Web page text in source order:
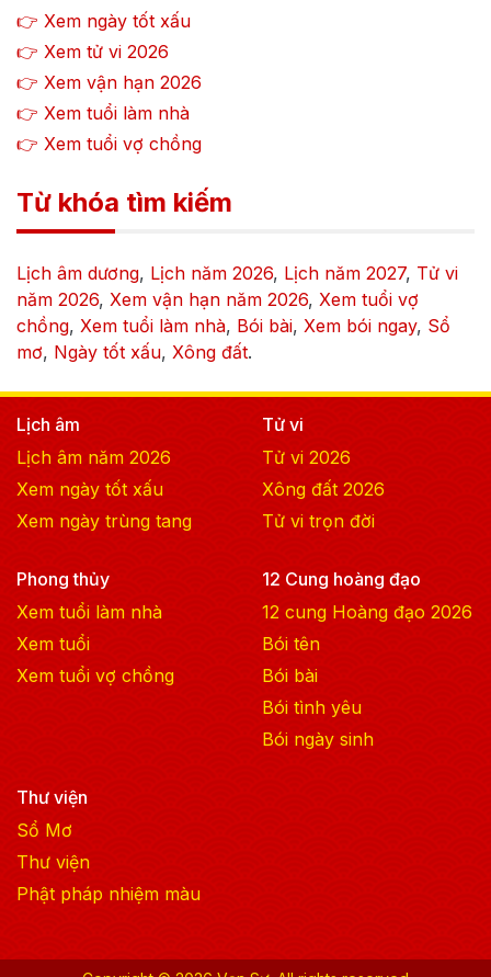
👉 Xem ngày tốt xấu
👉 Xem tử vi 2026
👉 Xem vận hạn 2026
👉 Xem tuổi làm nhà
👉 Xem tuổi vợ chồng
Từ khóa tìm kiếm
Lịch âm dương, Lịch năm 2026, Lịch năm 2027, Tử vi
năm 2026, Xem vận hạn năm 2026, Xem tuổi vợ
chồng, Xem tuổi làm nhà, Bói bài, Xem bói ngay, Sổ
mơ, Ngày tốt xấu, Xông đất.
Lịch âm
Lịch âm năm 2026
Xem ngày tốt xấu
Xem ngày trùng tang
Tử vi
Tử vi 2026
Xông đất 2026
Tử vi trọn đời
Phong thủy
Xem tuổi làm nhà
Xem tuổi
Xem tuổi vợ chồng
12 Cung hoàng đạo
12 cung Hoàng đạo 2026
Bói tên
Bói bài
Bói tình yêu
Bói ngày sinh
Thư viện
Sổ Mơ
Thư viện
Phật pháp nhiệm màu